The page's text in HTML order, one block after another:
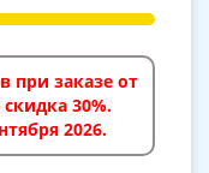
при заказе от
30%.
2026.